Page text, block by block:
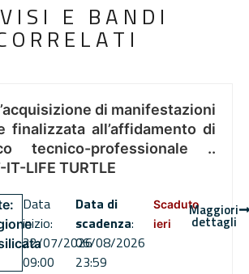
E BANDI
di manifestazioni
finalizzata all’affidamento di
tecnico-professionale ..
IT-LIFE TURTLE
Data
inizio:
22/07/2026
09:00
Data di
scadenza:
06/08/2026
23:59
Scaduto
ieri
Maggiori
dettagli